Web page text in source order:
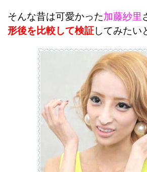
そんな昔は可愛かった加藤紗里
形後を比較して検証してみたい